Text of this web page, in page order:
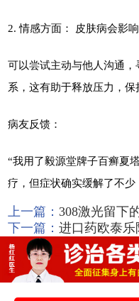
2. 情感方面： 皮肤病会影
可以尝试主动与他人沟通
系，这有助于释放压力，保
病友反馈：
“我用了毅源堂牌子百癣夏
疗，但症状确实缓解了不
上一篇：308激光留下
下一篇：进口药欧泰